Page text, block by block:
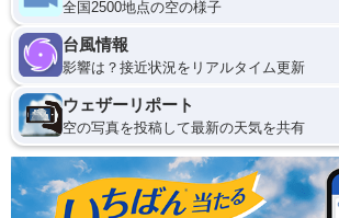
全国2500地点の空の様子
台風情報
影響は？接近状況をリアルタイム更新
ウェザーリポート
空の写真を投稿して最新の天気を共有